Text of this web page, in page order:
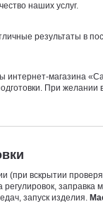
наших услуг.
результаты в
интернет-магазина
При желании
(при вскрытии
заправка
запуск изделия.